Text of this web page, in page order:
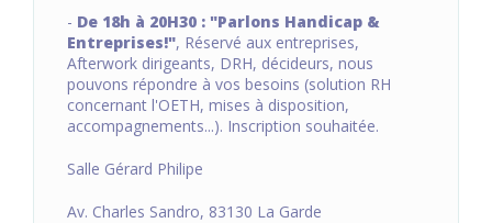
- De 18h à 20H30 : "Parlons Handicap &
Entreprises!", Réservé aux entreprises,
Afterwork dirigeants, DRH, décideurs, nous
pouvons répondre à vos besoins (solution RH
concernant l'OETH, mises à disposition,
accompagnements...). Inscription souhaitée.
Salle Gérard Philipe
Av. Charles Sandro, 83130 La Garde